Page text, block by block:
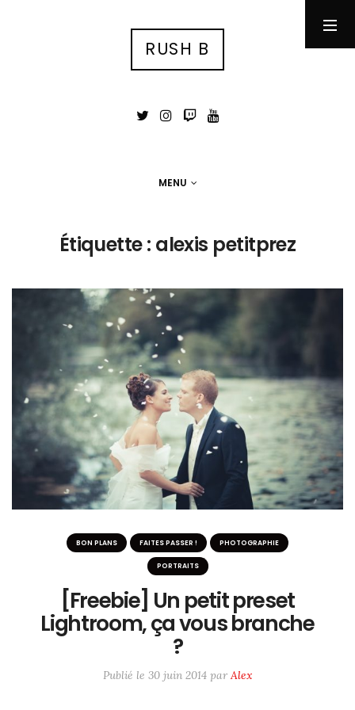
RUSH B
MENU
Étiquette : alexis petitprez
BON PLANS FAITES PASSER ! PHOTOGRAPHIE
PORTRAITS
[Freebie] Un petit preset
Lightroom, ça vous branche
?
Publié le 30 juin 2014 par Alex
Stuff
Portfolio photo
Contact
ME SUIVRE SUR LES RÉSEAUX
Twitter / X
Instagram
#6233 (pas de titre)